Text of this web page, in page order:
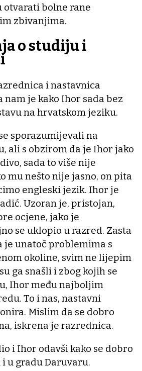
otvarati bolne rane
zbivanjima.
o studiju i
i nastavnica
nam je kako Ihor sada bez
na hrvatskom jeziku.
sporazumijevali na
ali s obzirom da je Ihor jako
sada to više nije
mu nešto nije jasno, on pita
engleski jezik. Ihor je
Uzoran je, pristojan,
ocjene, jako je
se uklopio u razred. Zasta
je unatoč problemima s
okoline, svim ne lijepim
ga snašli i zbog kojih se
Ihor među najboljim
To i nas, nastavni
Mislim da se dobro
iskrena je razrednica.
i Ihor odavši kako se dobro
i u gradu Daruvaru.